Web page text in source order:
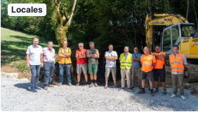
Locales